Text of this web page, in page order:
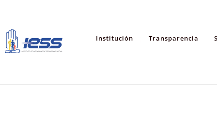
Institución Transparencia